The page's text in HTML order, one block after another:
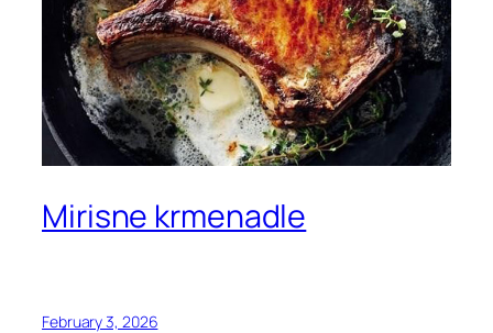
Mirisne krmenadle
February 3, 2026